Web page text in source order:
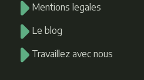
Mentions legales
Le blog
Travaillez avec nous